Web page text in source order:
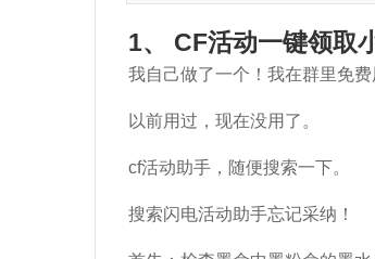
1、 CF活动一键领取
我自己做了一个！我在群里免费
以前用过，现在没用了。
cf活动助手，随便搜索一下。
搜索闪电活动助手忘记采纳！